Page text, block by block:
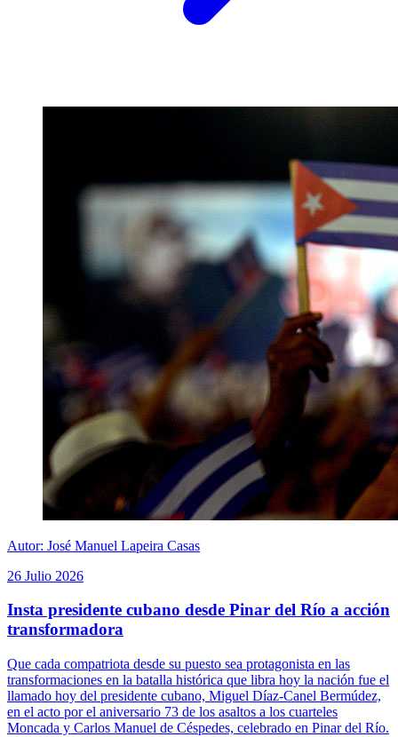
Autor: José Manuel Lapeira Casas
26 Julio 2026
Insta presidente cubano desde Pinar del Río a acción
transformadora
Que cada compatriota desde su puesto sea protagonista en las
transformaciones en la batalla histórica que libra hoy la nación fue el
llamado hoy del presidente cubano, Miguel Díaz-Canel Bermúdez,
en el acto por el aniversario 73 de los asaltos a los cuarteles
Moncada y Carlos Manuel de Céspedes, celebrado en Pinar del Río.